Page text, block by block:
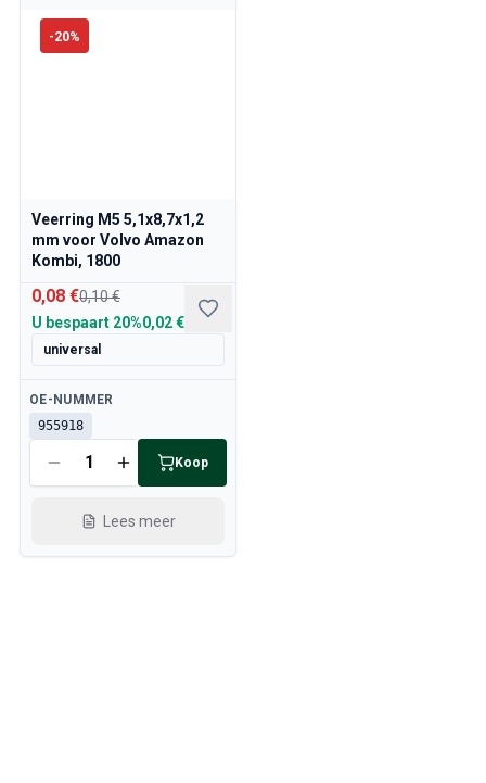
-20%
Veerring M5 5,1x8,7x1,2
mm voor Volvo Amazon
Kombi, 1800
0,08 €0,10 €
U bespaart 20%0,02 €
universal
Beschikbaar
OE-NUMMER
955918
Koop
Lees meer